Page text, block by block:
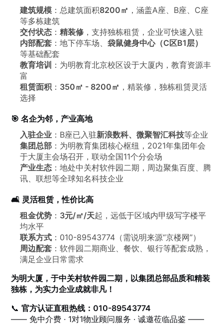
建筑规模 ：总建筑面积8200㎡ ，涵盖A座、B座、C座
等多栋建筑
交付状态 ：精装修 ，支持独栋租赁，企业可快速入驻
内部配套 ：地下停车场、袋鼠健身中心（C区B1层）
等基础配套
教育培训 ：为明教育北京校区设于大厦内，教育资源丰
富
租赁面积 ： 350㎡ - 8200㎡ ，精装修，独栋租赁灵活
选择
🎯 名企为邻，产业高地
入驻企业 ：B座已入驻新浪数科、微聚智汇科技等企业
集团总部 ：为明教育集团核心枢纽，2021年集团年会
于大厦主会场召开，联动全国11个分会场
产业生态 ：地处中关村软件园二期，周边聚集百度、腾
讯、联想等全球知名科技企业
🛋️ 灵活租赁，性价比高
租金优势 ： 3元/㎡/天起，远低于区域内甲级写字楼平
均水平
联系方式 ：010-89543774（需说明来源“京楼网”）
周边配套 ：软件园二期商业、餐饮、银行等配套成熟，
满足企业日常需求
为明大厦，于中关村软件园二期，以集团总部品质和精装
独栋，为实力企业成就非凡！
📞官方认证直租热线：010-89543774
—— 免中介费 · 1对1物业顾问服务 · 诚邀莅临品鉴 ——